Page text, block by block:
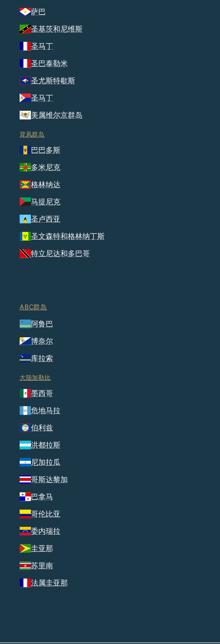
萨巴
圣基茨和尼维斯
圣马丁
圣巴泰勒米
圣尤斯特歇斯
圣马丁
美属维尔京群岛
背风群岛
巴巴多斯
多米尼克
格林纳达
马提尼克
圣卢西亚
圣文森特和格林纳丁斯
特立尼达和多巴哥
ABC群岛
阿鲁巴
博奈尔
库拉索
大陆加勒比
墨西哥
危地马拉
伯利兹
洪都拉斯
尼加拉瓜
哥斯达黎加
巴拿马
哥伦比亚
委内瑞拉
圭亚那
苏里南
法属圭亚那